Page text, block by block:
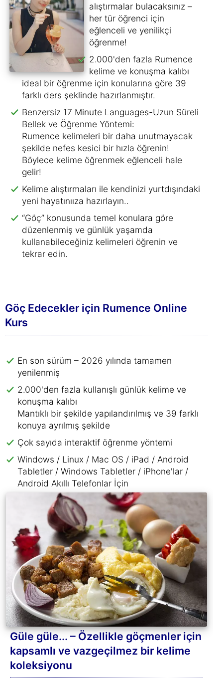
alıştırmalar bulacaksınız –
her tür öğrenci için
eğlenceli ve yenilikçi
öğrenme!
2.000'den fazla Rumence
kelime ve konuşma kalıbı
ideal bir öğrenme için konularına göre 39
farklı ders şeklinde hazırlanmıştır.
Benzersiz 17 Minute Languages-Uzun Süreli
Bellek ve Öğrenme Yöntemi:
Rumence kelimeleri bir daha unutmayacak
şekilde nefes kesici bir hızla öğrenin!
Böylece kelime öğrenmek eğlenceli hale
gelir!
Kelime alıştırmaları ile kendinizi yurtdışındaki
yeni hayatınııza hazırlayın..
“Göç” konusunda temel konulara göre
düzenlenmiş ve günlük yaşamda
kullanabileceğiniz kelimeleri öğrenin ve
tekrar edin.
Göç Edecekler için Rumence Online
Kurs
En son sürüm – 2026 yılında tamamen
yenilenmiş
2.000'den fazla kullanışlı günlük kelime ve
konuşma kalıbı
Mantıklı bir şekilde yapılandırılmış ve 39 farklı
konuya ayrılmış şekilde
Çok sayıda interaktif öğrenme yöntemi
Windows / Linux / Mac OS / iPad / Android
Tabletler / Windows Tabletler / iPhone'lar /
Android Akıllı Telefonlar İçin
Güle güle... – Özellikle göçmenler için
kapsamlı ve vazgeçilmez bir kelime
koleksiyonu